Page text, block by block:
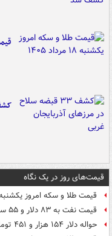
کشف ۳۳ قبضه سلاح در
قیمت‌های روز در یک نگاه
قیمت طلا و سکه امروز یکشنبه ۱۸ مرداد
قیمت نفت به ۸۳ دلار و ۵۵ سنت در هر بشکه رسید
حواله دلار ۱۵۴ هزار و ۴۵۱ تومان شد